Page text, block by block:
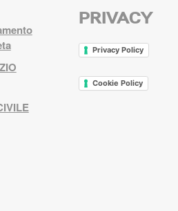
PRIVACY
Privacy Policy
Cookie Policy